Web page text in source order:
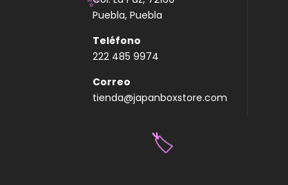
Puebla, Puebla
Teléfono
222 485 9974
Correo
tienda@japanboxstore.com
✨